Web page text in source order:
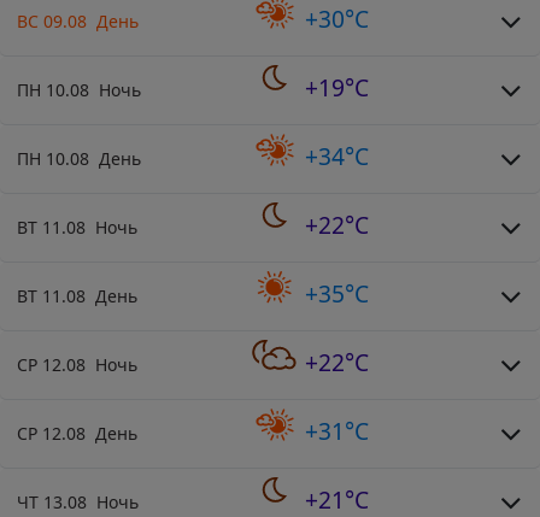
ВС 09.08 День +30°C
ПН 10.08 Ночь +19°C
ПН 10.08 День +34°C
ВТ 11.08 Ночь +22°C
ВТ 11.08 День +35°C
СР 12.08 Ночь +22°C
СР 12.08 День +31°C
ЧТ 13.08 Ночь +21°C